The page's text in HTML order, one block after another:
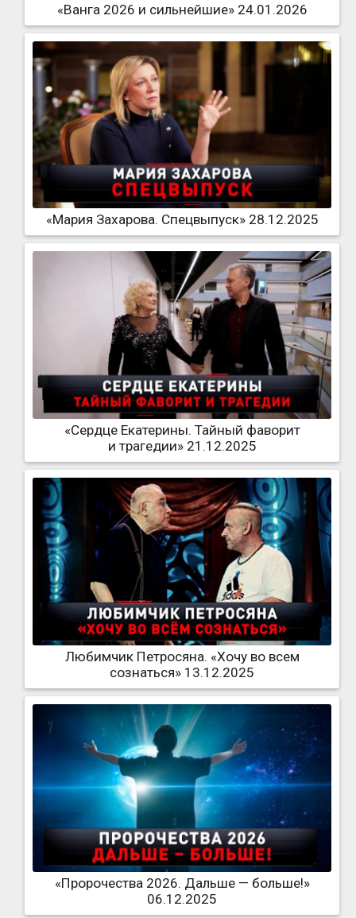
«Ванга 2026 и сильнейшие» 24.01.2026
«Мария Захарова. Спецвыпуск» 28.12.2025
«Сердце Екатерины. Тайный фаворит
и трагедии» 21.12.2025
Любимчик Петросяна. «Хочу во всем
сознаться» 13.12.2025
«Пророчества 2026. Дальше — больше!»
06.12.2025